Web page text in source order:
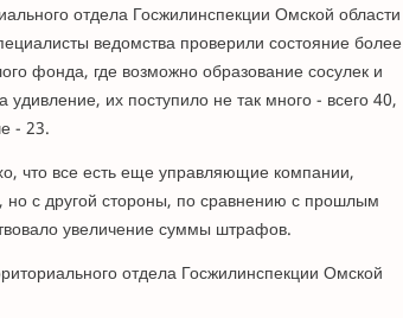
отдела Госжилинспекции Омской области
ведомства проверили состояние более
фонда, где возможно образование сосулек и
их поступило не так много - всего 40,
- 23.
что все есть еще управляющие компании,
но с другой стороны, по сравнению с прошлым
увеличение суммы штрафов.
отдела Госжилинспекции Омской